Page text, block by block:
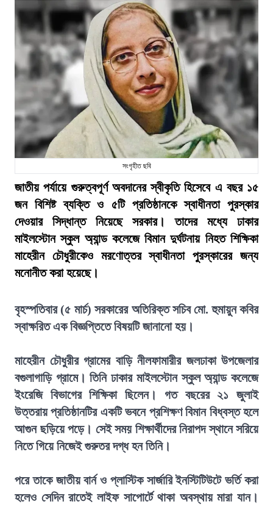
সংগৃহীত ছবি
জাতীয় পর্যায়ে গুরুত্বপূর্ণ অবদানের স্বীকৃতি হিসেবে এ বছর ১৫
জন বিশিষ্ট ব্যক্তি ও ৫টি প্রতিষ্ঠানকে স্বাধীনতা পুরস্কার
দেওয়ার সিদ্ধান্ত নিয়েছে সরকার। তাদের মধ্যে ঢাকার
মাইলস্টোন স্কুল অ্যান্ড কলেজে বিমান দুর্ঘটনায় নিহত শিক্ষিকা
মাহেরীন চৌধুরীকেও মরণোত্তর স্বাধীনতা পুরস্কারের জন্য
মনোনীত করা হয়েছে।
বৃহস্পতিবার (৫ মার্চ) সরকারের অতিরিক্ত সচিব মো. হুমায়ুন কবির
স্বাক্ষরিত এক বিজ্ঞপ্তিতে বিষয়টি জানানো হয়।
মাহেরীন চৌধুরীর গ্রামের বাড়ি নীলফামারীর জলঢাকা উপজেলার
বগুলাগাড়ি গ্রামে। তিনি ঢাকার মাইলস্টোন স্কুল অ্যান্ড কলেজে
ইংরেজি বিভাগের শিক্ষিকা ছিলেন। গত বছরের ২১ জুলাই
উত্তরায় প্রতিষ্ঠানটির একটি ভবনে প্রশিক্ষণ বিমান বিধ্বস্ত হলে
আগুন ছড়িয়ে পড়ে। সেই সময় শিক্ষার্থীদের নিরাপদ স্থানে সরিয়ে
নিতে গিয়ে নিজেই গুরুতর দগ্ধ হন তিনি।
পরে তাকে জাতীয় বার্ন ও প্লাস্টিক সার্জারি ইনস্টিটিউটে ভর্তি করা
হলেও সেদিন রাতেই লাইফ সাপোর্টে থাকা অবস্থায় মারা যান।